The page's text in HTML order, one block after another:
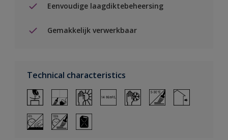
Eenvoudige laagdiktebeheersing
Gemakkelijk verwerkbaar
Technical characteristics